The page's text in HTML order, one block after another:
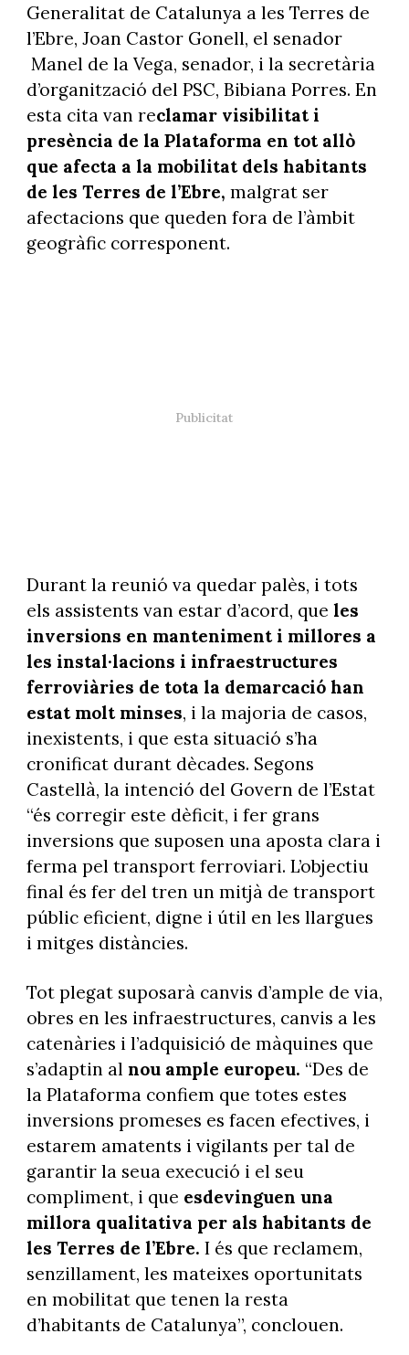
Generalitat de Catalunya a les Terres de
l’Ebre, Joan Castor Gonell, el senador
Manel de la Vega, senador, i la secretària
d’organització del PSC, Bibiana Porres. En
esta cita van reclamar visibilitat i
presència de la Plataforma en tot allò
que afecta a la mobilitat dels habitants
de les Terres de l’Ebre, malgrat ser
afectacions que queden fora de l’àmbit
geogràfic corresponent.
Durant la reunió va quedar palès, i tots
els assistents van estar d’acord, que les
inversions en manteniment i millores a
les instal·lacions i infraestructures
ferroviàries de tota la demarcació han
estat molt minses, i la majoria de casos,
inexistents, i que esta situació s’ha
cronificat durant dècades. Segons
Castellà, la intenció del Govern de l’Estat
“és corregir este dèficit, i fer grans
inversions que suposen una aposta clara i
ferma pel transport ferroviari. L’objectiu
final és fer del tren un mitjà de transport
públic eficient, digne i útil en les llargues
i mitges distàncies.
Tot plegat suposarà canvis d’ample de via,
obres en les infraestructures, canvis a les
catenàries i l’adquisició de màquines que
s’adaptin al nou ample europeu. “Des de
la Plataforma confiem que totes estes
inversions promeses es facen efectives, i
estarem amatents i vigilants per tal de
garantir la seua execució i el seu
compliment, i que esdevinguen una
millora qualitativa per als habitants de
les Terres de l’Ebre. I és que reclamem,
senzillament, les mateixes oportunitats
en mobilitat que tenen la resta
d’habitants de Catalunya”, conclouen.